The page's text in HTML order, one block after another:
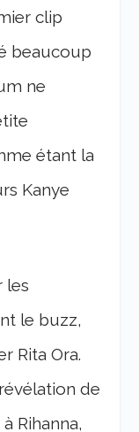
clip
beaucoup
ne
étant la
Kanye
les
le buzz,
Rita Ora.
de
Rihanna,